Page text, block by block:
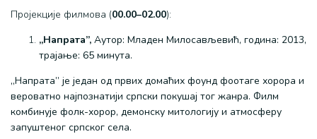
Пројекције филмова (00.00–02.00):
„Напрата”, Аутор: Младен Милосављевић, година: 2013,
трајање: 65 минута.
„Напрата” је један од првих домаћих фоунд фоотаге хорора и
вероватно најпознатији српски покушај тог жанра. Филм
комбинује фолк-хорор, демонску митологију и атмосферу
запуштеног српског села.